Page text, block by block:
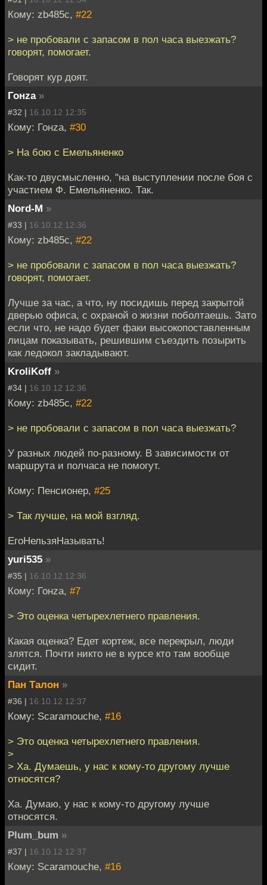
Кому: zb485c, #22
> не пробовали с запасом в пол часа выезжать?
говорят, помогает.
Говорят кур доят.
Гонzа »
#32 | 16.10.12 12:35
Кому: Гонzа, #30
> На бою с Емельяненко
Как-то двусмысленно, "на выступлении после боя с
участием Ф. Емельяненко. Так.
Nord-M »
#33 | 16.10.12 12:36
Кому: zb485c, #22
> не пробовали с запасом в пол часа выезжать?
говорят, помогает.
Лучше за час, а что, ну посидишь перед закрытой
дверью офиса, с охраной о жизни поболтаешь. Зато
если что, не надо будет факи высокопоставленным
лицам показывать, решившим съездить позырить
как ледокол закладывают.
KroliKoff »
#34 | 16.10.12 12:36
Кому: zb485c, #22
> не пробовали с запасом в пол часа выезжать?
У разных людей по-разному. В зависимости от
маршрута и полчаса не помогут.
Кому: Пенсионер, #25
> Так лучше, на мой взгляд.
ЕгоНельзяНазывать!
yuri535 »
#35 | 16.10.12 12:36
Кому: Гонzа, #7
> Это оценка четырехлетнего правления.
Какая оценка? Едет кортеж, все перекрыл, люди
злятся. Почти никто не в курсе кто там вообще
сидит.
Пан Талон »
#36 | 16.10.12 12:37
Кому: Scaramouche, #16
> Это оценка четырехлетнего правления.
>
> Ха. Думаешь, у нас к кому-то другому лучше
относятся?
Ха. Думаю, у нас к кому-то другому лучше
относятся.
Plum_bum »
#37 | 16.10.12 12:37
Кому: Scaramouche, #16